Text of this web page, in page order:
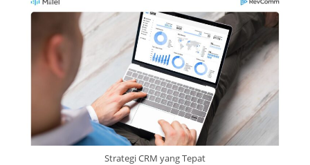
Strategi CRM yang Tepat